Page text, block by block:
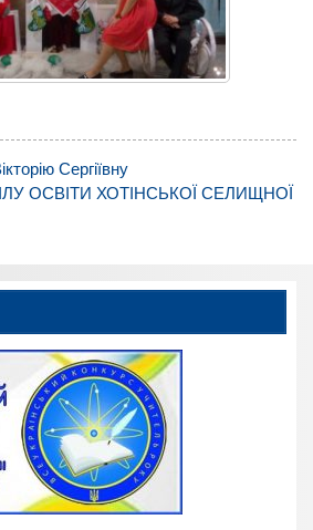
Сергіївну
ОСВІТИ ХОТІНСЬКОЇ СЕЛИЩНОЇ